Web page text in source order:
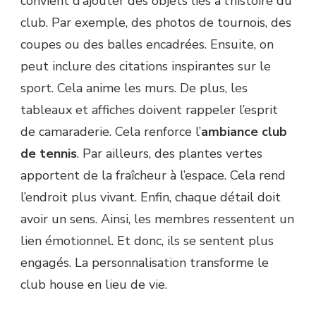
club. Par exemple, des photos de tournois, des
coupes ou des balles encadrées. Ensuite, on
peut inclure des citations inspirantes sur le
sport. Cela anime les murs. De plus, les
tableaux et affiches doivent rappeler l’esprit
de camaraderie. Cela renforce l’ambiance club
de tennis. Par ailleurs, des plantes vertes
apportent de la fraîcheur à l’espace. Cela rend
l’endroit plus vivant. Enfin, chaque détail doit
avoir un sens. Ainsi, les membres ressentent un
lien émotionnel. Et donc, ils se sentent plus
engagés. La personnalisation transforme le
club house en lieu de vie.